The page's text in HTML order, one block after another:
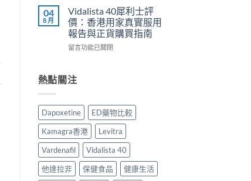
指
南〉
中
實
服
用
心
得
買
中
有
效？
2026
香
港
必
法
用
量
完
整
教
學〉
中
效
片
副
作
用
嗎？
用
家
真
實
服
用
經
驗
04
8 月
Vidalista 40犀利士評
價：香港用家真實服用
報告與正貨購買指南
在
犀
利
評
價：
香
港
用
家
真
實
留言功能已關閉
熱點關注
Dapoxetine
ED藥物比較
Kamagra香港
Levitra
Vardenafil
Vidalista 40
他達拉非
保健食品
健康生活